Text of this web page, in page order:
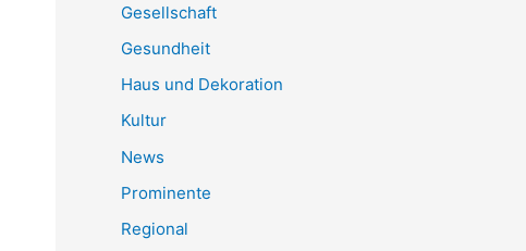
Gesellschaft
Gesundheit
Haus und Dekoration
Kultur
News
Prominente
Regional